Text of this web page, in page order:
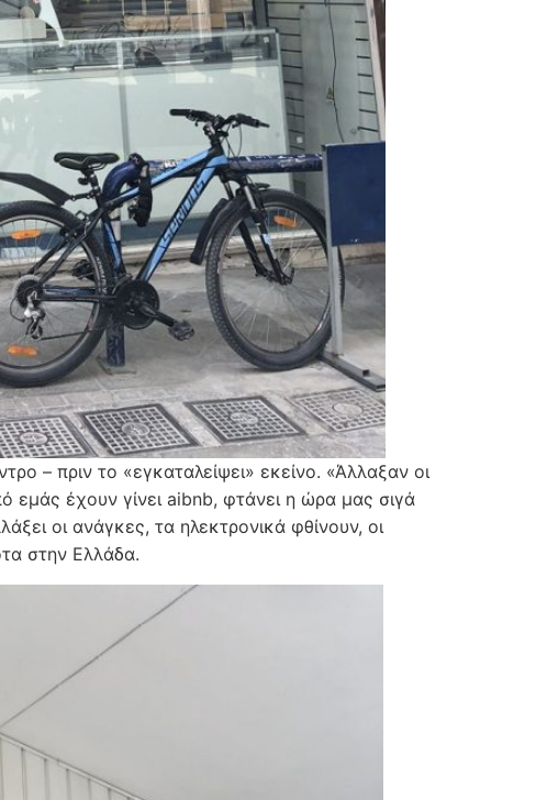
– πριν το «εγκαταλείψει» εκείνο. «Άλλαξαν οι
εμάς έχουν γίνει aibnb, φτάνει η ώρα μας σιγά
οι ανάγκες, τα ηλεκτρονικά φθίνουν, οι
στην Ελλάδα.